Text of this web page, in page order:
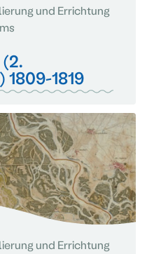
und Errichtung
1819
und Errichtung